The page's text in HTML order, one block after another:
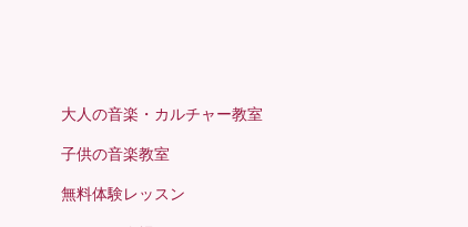
大人の音楽・カルチャー教室
子供の音楽教室
無料体験レッスン